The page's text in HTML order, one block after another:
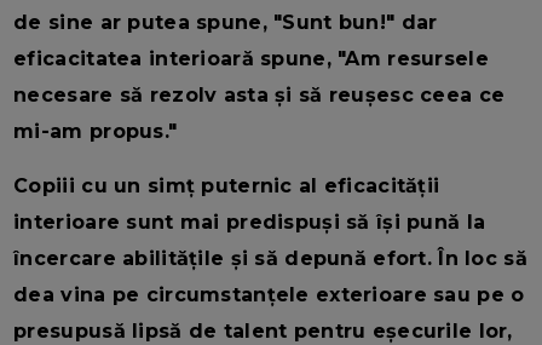
de sine ar putea spune, "Sunt bun!" dar
eficacitatea interioară spune, "Am resursele
necesare să rezolv asta și să reușesc ceea ce
mi-am propus."
Copiii cu un simț puternic al eficacității
interioare sunt mai predispuși să își pună la
încercare abilitățile și să depună efort. În loc să
dea vina pe circumstanțele exterioare sau pe o
presupusă lipsă de talent pentru eșecurile lor,